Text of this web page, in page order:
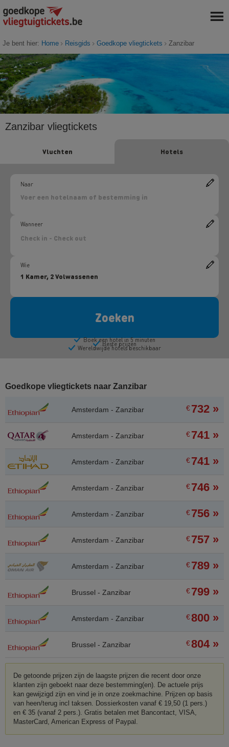
Je bent hier: Home Reisgids Goedkope vliegtickets Zanzibar
Zanzibar vliegtickets
Goedkope vliegtickets naar Zanzibar
Amsterdam - Zanzibar €732 »
Amsterdam - Zanzibar €741 »
Amsterdam - Zanzibar €741 »
Amsterdam - Zanzibar €746 »
Amsterdam - Zanzibar €756 »
Amsterdam - Zanzibar €757 »
Amsterdam - Zanzibar €789 »
Brussel - Zanzibar €799 »
Amsterdam - Zanzibar €800 »
Brussel - Zanzibar €804 »
De getoonde prijzen zijn de laagste prijzen die recent door onze
klanten zijn geboekt naar deze bestemming(en). De actuele prijs
kan gewijzigd zijn en vind je in onze zoekmachine. Prijzen op basis
van heen/terug incl taksen. Dossierkosten vanaf € 19,50 (1 pers.)
en € 35 (vanaf 2 pers.). Gratis betalen met Bancontact, VISA,
MasterCard, American Express of Paypal.